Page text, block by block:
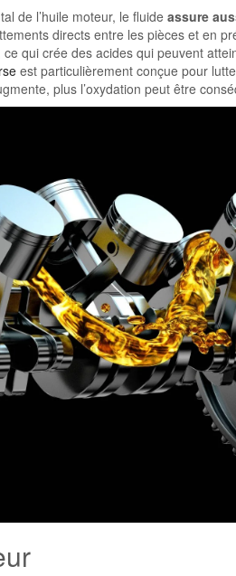
de l’huile moteur, le fluide assure
directs entre les pièces et en
ce qui crée des acides qui peuvent
est particulièrement conçue pour
plus l’oxydation peut être